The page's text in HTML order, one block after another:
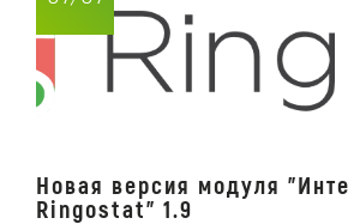
Новая версия модуля
Ringostat" 1.9